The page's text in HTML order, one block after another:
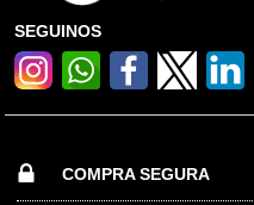
SEGUINOS
COMPRA SEGURA